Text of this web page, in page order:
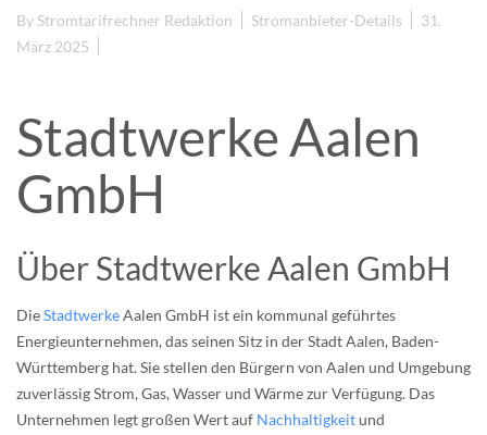
By Stromtarifrechner Redaktion Stromanbieter-Details
31.
März 2025
Stadtwerke Aalen
GmbH
Über Stadtwerke Aalen GmbH
DieStadtwerkeAalen GmbH ist ein kommunal geführtes
Energieunternehmen, das seinen Sitz in der Stadt Aalen, Baden-
Württemberg hat. Sie stellen den Bürgern von Aalen und Umgebung
zuverlässig Strom, Gas, Wasser und Wärme zur Verfügung. Das
Unternehmen legt großen Wert auf Nachhaltigkeitund